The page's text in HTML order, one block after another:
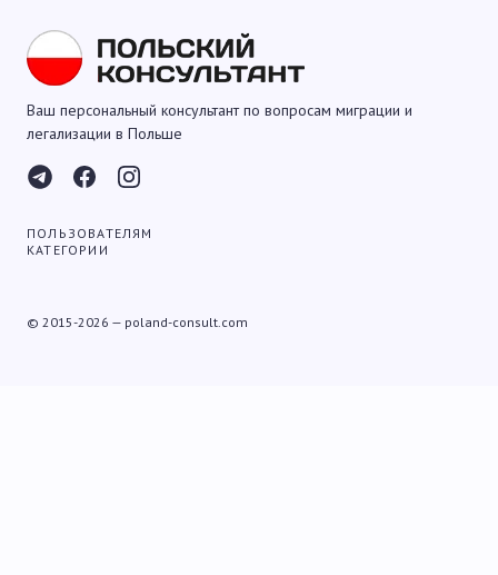
Ваш персональный консультант по вопросам миграции и
легализации в Польше
ПОЛЬЗОВАТЕЛЯМ
КАТЕГОРИИ
© 2015-2026 — poland-consult.com